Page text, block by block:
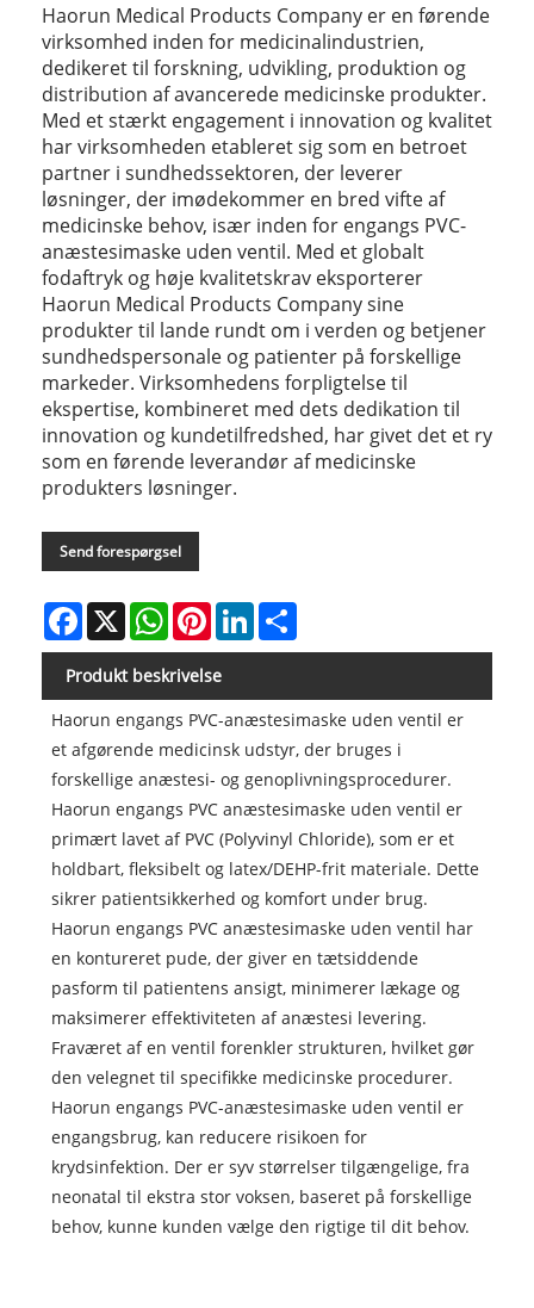
Haorun Medical Products Company er en førende
virksomhed inden for medicinalindustrien,
dedikeret til forskning, udvikling, produktion og
distribution af avancerede medicinske produkter.
Med et stærkt engagement i innovation og kvalitet
har virksomheden etableret sig som en betroet
partner i sundhedssektoren, der leverer
løsninger, der imødekommer en bred vifte af
medicinske behov, især inden for engangs PVC-
anæstesimaske uden ventil. Med et globalt
fodaftryk og høje kvalitetskrav eksporterer
Haorun Medical Products Company sine
produkter til lande rundt om i verden og betjener
sundhedspersonale og patienter på forskellige
markeder. Virksomhedens forpligtelse til
ekspertise, kombineret med dets dedikation til
innovation og kundetilfredshed, har givet det et ry
som en førende leverandør af medicinske
produkters løsninger.
Send forespørgsel
Facebook
X WhatsAppPinterestLinkedIn
Produkt beskrivelse
Haorun engangs PVC-anæstesimaske uden ventil er
et afgørende medicinsk udstyr, der bruges i
forskellige anæstesi- og genoplivningsprocedurer.
Haorun engangs PVC anæstesimaske uden ventil er
primært lavet af PVC (Polyvinyl Chloride), som er et
holdbart, fleksibelt og latex/DEHP-frit materiale. Dette
sikrer patientsikkerhed og komfort under brug.
Haorun engangs PVC anæstesimaske uden ventil har
en kontureret pude, der giver en tætsiddende
pasform til patientens ansigt, minimerer lækage og
maksimerer effektiviteten af ​​anæstesi levering.
Fraværet af en ventil forenkler strukturen, hvilket gør
den velegnet til specifikke medicinske procedurer.
Haorun engangs PVC-anæstesimaske uden ventil er
engangsbrug, kan reducere risikoen for
krydsinfektion. Der er syv størrelser tilgængelige, fra
neonatal til ekstra stor voksen, baseret på forskellige
behov, kunne kunden vælge den rigtige til dit behov.